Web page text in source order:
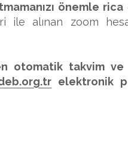
önemle rica
ile alınan zoom
otomatik takvim
elektronik